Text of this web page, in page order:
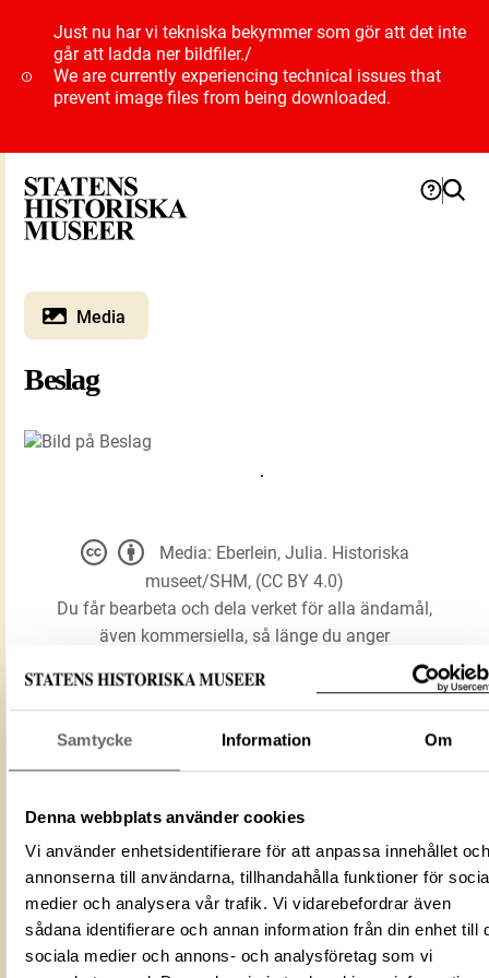
Samtycke Information Om
Denna webbplats använder cookies
Vi använder enhetsidentifierare för att anpassa innehållet och
annonserna till användarna, tillhandahålla funktioner för
medier och analysera vår trafik. Vi vidarebefordrar även
sådana identifierare och annan information från din enhet till
sociala medier och annons- och analysföretag som vi
Just nu har vi tekniska bekymmer som gör att det inte
går att ladda ner bildfiler./
We are currently experiencing technical issues that
prevent image files from being downloaded.
Media
Beslag
Förmålsbenämning
Föremålsnummer 885137_HST
ID‑nummer
AC751ABC-557A-4ED0-BC7A-
0079F6DBE58F
Fotograf
Eberlein, Julia
Media: Eberlein, Julia. Historiska
museet/SHM, (CC BY 4.0)
Du får bearbeta och dela verket för alla ändamål,
även kommersiella, så länge du anger
LADDA NER MEDIA